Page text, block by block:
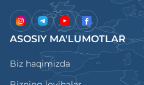
ASOSIY MA'LUMOTLAR
Biz haqimizda